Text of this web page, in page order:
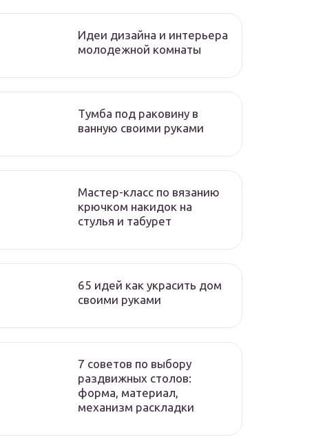
Идеи дизайна и интерьера
молодежной комнаты
Тумба под раковину в
ванную своими руками
Мастер-класс по вязанию
крючком накидок на
стулья и табурет
65 идей как украсить дом
своими руками
7 советов по выбору
раздвижных столов:
форма, материал,
механизм раскладки